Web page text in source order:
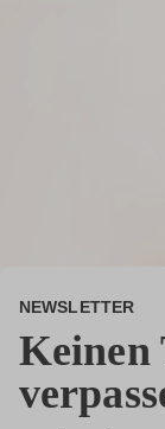
NEWSLETTER
Keinen